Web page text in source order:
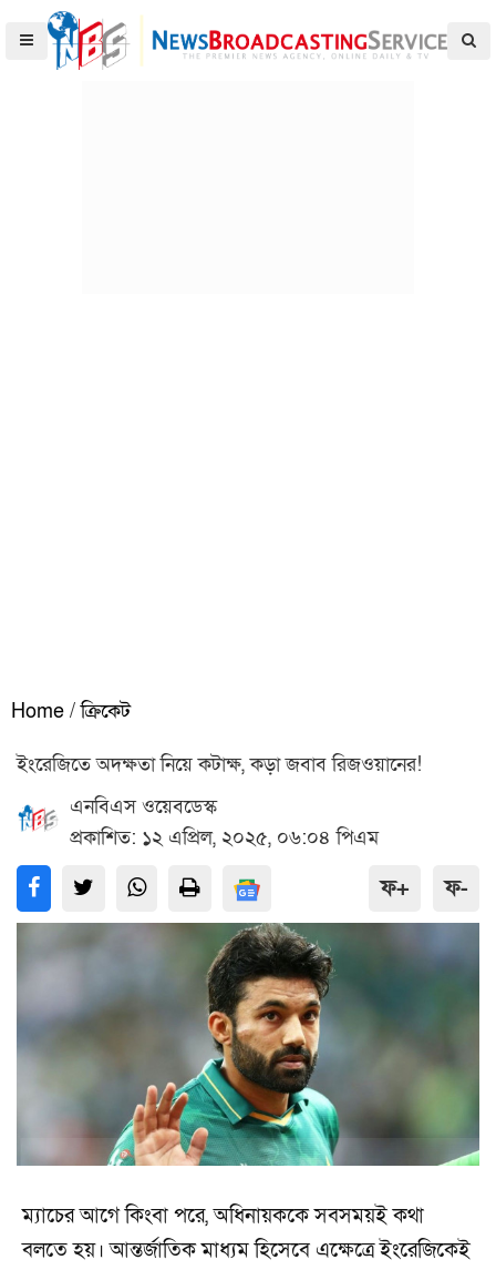
Home / ক্রিকেট
ইংরেজিতে অদক্ষতা নিয়ে কটাক্ষ, কড়া জবাব রিজওয়ানের!
এনবিএস ওয়েবডেস্ক
প্রকাশিত: ১২ এপ্রিল, ২০২৫, ০৬:০৪ পিএম
ফ+ ফ-
ম্যাচের আগে কিংবা পরে, অধিনায়ককে সবসময়ই কথা
বলতে হয়। আন্তর্জাতিক মাধ্যম হিসেবে এক্ষেত্রে ইংরেজিকেই